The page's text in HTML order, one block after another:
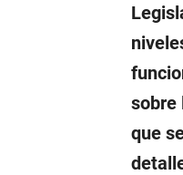
sobre
que